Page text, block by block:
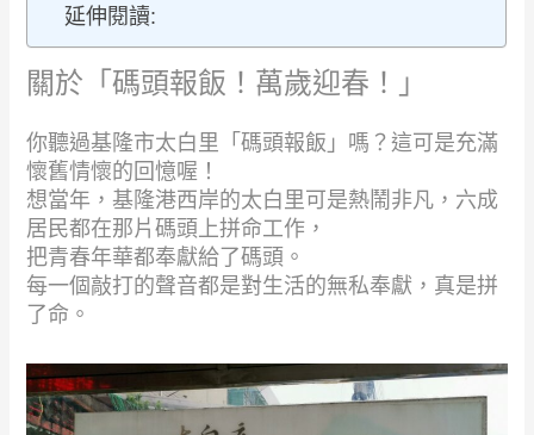
延伸閱讀:
關於「碼頭報飯！萬歲迎春！」
你聽過基隆市太白里「碼頭報飯」嗎？這可是充滿
懷舊情懷的回憶喔！
想當年，基隆港西岸的太白里可是熱鬧非凡，六成
居民都在那片碼頭上拼命工作，
把青春年華都奉獻給了碼頭。
每一個敲打的聲音都是對生活的無私奉獻，真是拼
了命。